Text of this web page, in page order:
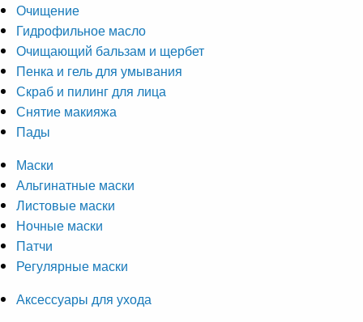
Очищение
Гидрофильное масло
Очищающий бальзам и щербет
Пенка и гель для умывания
Скраб и пилинг для лица
Снятие макияжа
Пады
Маски
Альгинатные маски
Листовые маски
Ночные маски
Патчи
Регулярные маски
Аксессуары для ухода